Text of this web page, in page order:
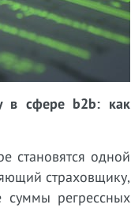
в сфере b2b: как
становятся одной
страховщику,
суммы регрессных